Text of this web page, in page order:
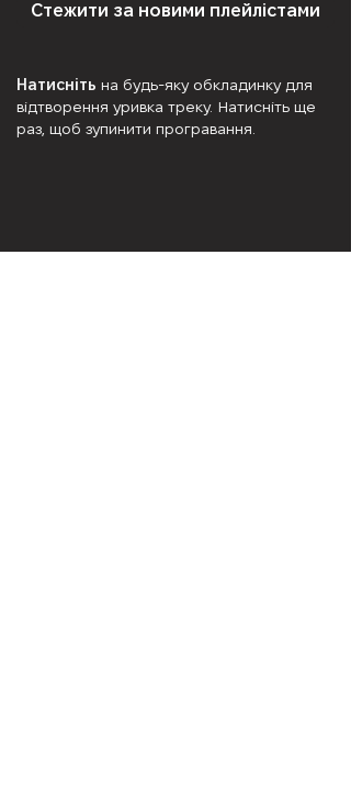
Стежити за новими плейлістами
Натисніть на будь-яку обкладинку для
відтворення уривка треку. Натисніть ще
раз, щоб зупинити програвання.